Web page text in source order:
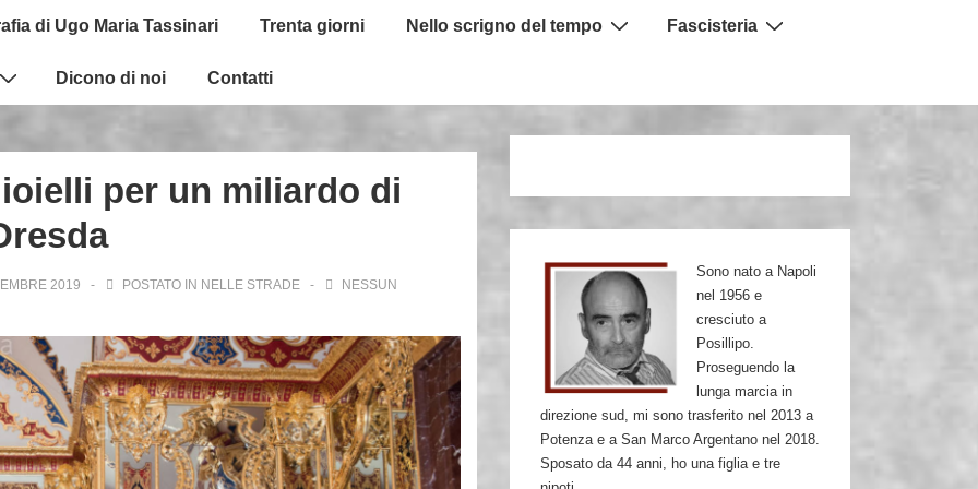
di Ugo Maria Tassinari Trenta giorni Nello scrigno del tempo Fascisteria
Dicono di noi Contatti
per un miliardo di
2019 POSTATO IN NELLE STRADE
NESSUN
Sono nato a Napoli
nel 1956 e
cresciuto a
Posillipo.
Proseguendo la
lunga marcia in
direzione sud, mi sono trasferito nel 2013 a
Potenza e a San Marco Argentano nel 2018.
Sposato da 44 anni, ho una figlia e tre